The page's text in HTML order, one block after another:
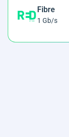
Fibre
1 Gb/s